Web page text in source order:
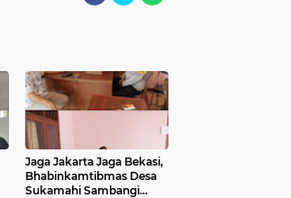
Jaga Jakarta Jaga Bekasi,
Bhabinkamtibmas Desa
Sukamahi Sambangi